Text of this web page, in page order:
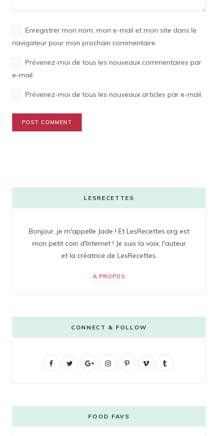
Enregistrer mon nom, mon e-mail et mon site dans le
navigateur pour mon prochain commentaire.
Prévenez-moi de tous les nouveaux commentaires par
e-mail.
Prévenez-moi de tous les nouveaux articles par e-mail.
LESRECETTES
Bonjour, je m'appelle Jade ! Et LesRecettes.org est
mon petit coin d'Internet ! Je suis la voix, l'auteur
et la créatrice de LesRecettes.
A PROPOS
CONNECT & FOLLOW
F
b
t
G
g
l
I
t
a
P
e
V
o
l
FOOD FAVS